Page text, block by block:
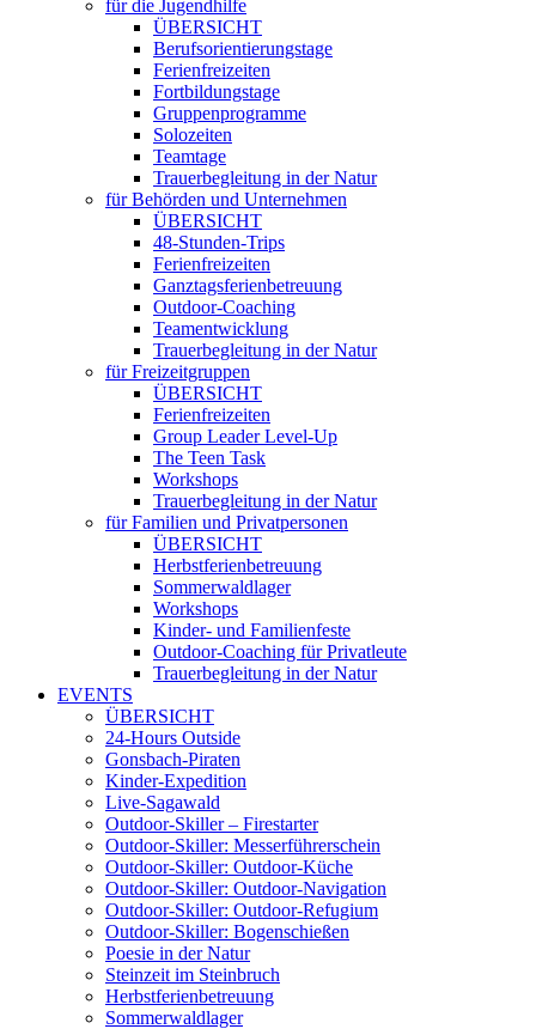
für die Jugendhilfe
ÜBERSICHT
Berufsorientierungstage
Ferienfreizeiten
Fortbildungstage
Gruppenprogramme
Solozeiten
Teamtage
Trauerbegleitung in der Natur
für Behörden und Unternehmen
ÜBERSICHT
48-Stunden-Trips
Ferienfreizeiten
Ganztagsferienbetreuung
Outdoor-Coaching
Teamentwicklung
Trauerbegleitung in der Natur
für Freizeitgruppen
ÜBERSICHT
Ferienfreizeiten
Group Leader Level-Up
The Teen Task
Workshops
Trauerbegleitung in der Natur
für Familien und Privatpersonen
ÜBERSICHT
Herbstferienbetreuung
Sommerwaldlager
Workshops
Kinder- und Familienfeste
Outdoor-Coaching für Privatleute
Trauerbegleitung in der Natur
EVENTS
ÜBERSICHT
24-Hours Outside
Gonsbach-Piraten
Kinder-Expedition
Live-Sagawald
Outdoor-Skiller – Firestarter
Outdoor-Skiller: Messerführerschein
Outdoor-Skiller: Outdoor-Küche
Outdoor-Skiller: Outdoor-Navigation
Outdoor-Skiller: Outdoor-Refugium
Outdoor-Skiller: Bogenschießen
Poesie in der Natur
Steinzeit im Steinbruch
Herbstferienbetreuung
Sommerwaldlager